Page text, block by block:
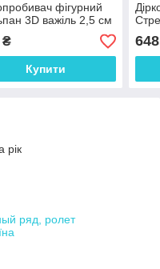
фігурний
3D важіль 2,5 см
Купити
648
рік
ряд, ролет